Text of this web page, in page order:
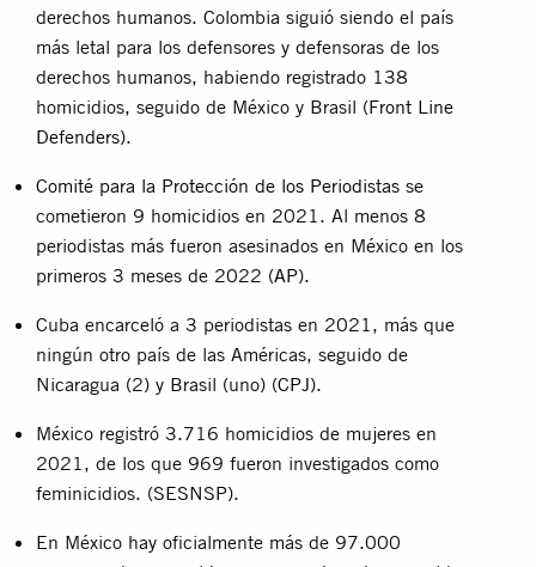
derechos humanos. Colombia siguió siendo el país
más letal para los defensores y defensoras de los
derechos humanos, habiendo registrado 138
homicidios, seguido de México y Brasil (Front Line
Defenders).
Comité para la Protección de los Periodistas se
cometieron 9 homicidios en 2021. Al menos 8
periodistas más fueron asesinados en México en los
primeros 3 meses de 2022 (AP).
Cuba encarceló a 3 periodistas en 2021, más que
ningún otro país de las Américas, seguido de
Nicaragua (2) y Brasil (uno) (CPJ).
México registró 3.716 homicidios de mujeres en
2021, de los que 969 fueron investigados como
feminicidios. (SESNSP).
En México hay oficialmente más de 97.000